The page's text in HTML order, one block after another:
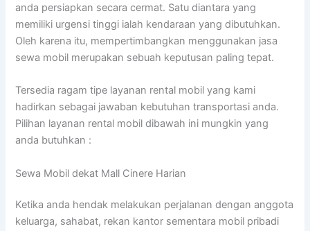
anda persiapkan secara cermat. Satu diantara yang
memiliki urgensi tinggi ialah kendaraan yang dibutuhkan.
Oleh karena itu, mempertimbangkan menggunakan jasa
sewa mobil merupakan sebuah keputusan paling tepat.
Tersedia ragam tipe layanan rental mobil yang kami
hadirkan sebagai jawaban kebutuhan transportasi anda.
Pilihan layanan rental mobil dibawah ini mungkin yang
anda butuhkan :
Sewa Mobil dekat Mall Cinere Harian
Ketika anda hendak melakukan perjalanan dengan anggota
keluarga, sahabat, rekan kantor sementara mobil pribadi